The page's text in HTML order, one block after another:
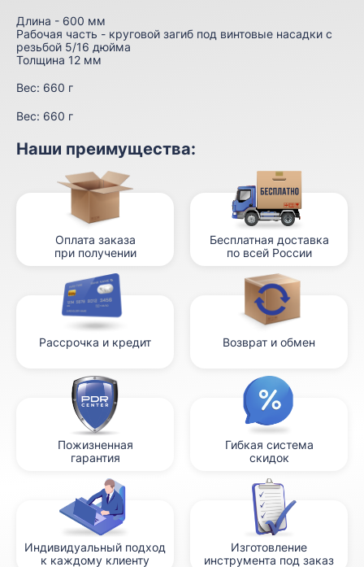
Длина - 600 мм
Рабочая часть - круговой загиб под винтовые насадки с
резьбой 5/16 дюйма
Толщина 12 мм
Вес: 660 г
Вес: 660 г
Наши преимущества:
Оплата заказа
при получении
Бесплатная доставка
по всей России
Рассрочка и кредит Возврат и обмен
Пожизненная
гарантия
Гибкая система
скидок
Индивидуальный подход
к каждому клиенту
Изготовление
инструмента под заказ